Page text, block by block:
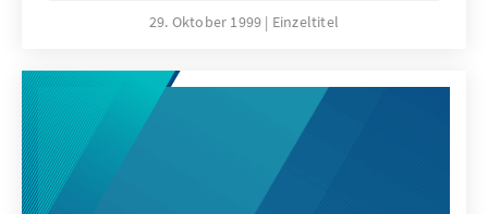
29. Oktober 1999 Einzeltitel